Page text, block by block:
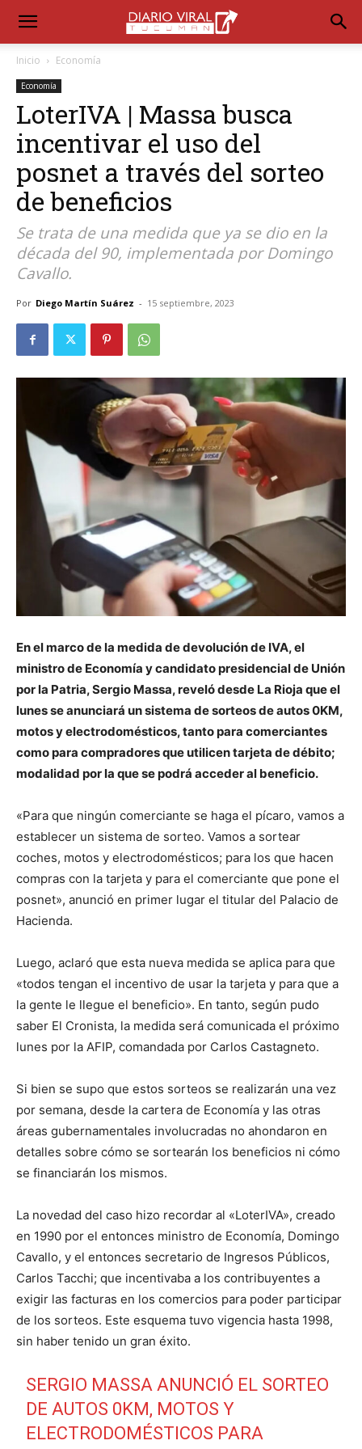
Inicio Economía
Economía
LoterIVA | Massa busca
incentivar el uso del
posnet a través del sorteo
de beneficios
Se trata de una medida que ya se dio en la
década del 90, implementada por Domingo
Cavallo.
Por Diego Martín Suárez - 15 septiembre, 2023
En el marco de la medida de devolución de IVA, el
ministro de Economía y candidato presidencial de Unión
por la Patria, Sergio Massa, reveló desde La Rioja que el
lunes se anunciará un sistema de sorteos de autos 0KM,
motos y electrodomésticos, tanto para comerciantes
como para compradores que utilicen tarjeta de débito;
modalidad por la que se podrá acceder al beneficio.
«Para que ningún comerciante se haga el pícaro, vamos a
establecer un sistema de sorteo. Vamos a sortear
coches, motos y electrodomésticos; para los que hacen
compras con la tarjeta y para el comerciante que pone el
posnet», anunció en primer lugar el titular del Palacio de
Hacienda.
Luego, aclaró que esta nueva medida se aplica para que
«todos tengan el incentivo de usar la tarjeta y para que a
la gente le llegue el beneficio». En tanto, según pudo
saber El Cronista, la medida será comunicada el próximo
lunes por la AFIP, comandada por Carlos Castagneto.
Si bien se supo que estos sorteos se realizarán una vez
por semana, desde la cartera de Economía y las otras
áreas gubernamentales involucradas no ahondaron en
detalles sobre cómo se sortearán los beneficios ni cómo
se financiarán los mismos.
La novedad del caso hizo recordar al «LoterIVA», creado
en 1990 por el entonces ministro de Economía, Domingo
Cavallo, y el entonces secretario de Ingresos Públicos,
Carlos Tacchi; que incentivaba a los contribuyentes a
exigir las facturas en los comercios para poder participar
de los sorteos. Este esquema tuvo vigencia hasta 1998,
sin haber tenido un gran éxito.
SERGIO MASSA ANUNCIÓ EL SORTEO
DE AUTOS 0KM, MOTOS Y
ELECTRODOMÉSTICOS PARA